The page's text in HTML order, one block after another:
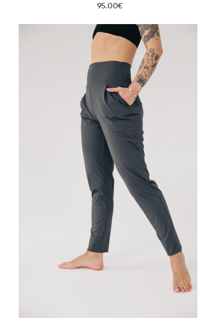
95.00€